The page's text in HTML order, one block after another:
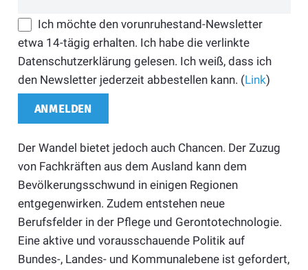
Ich möchte den vorunruhestand-Newsletter
etwa 14-tägig erhalten. Ich habe die verlinkte
Datenschutzerklärung gelesen. Ich weiß, dass ich
den Newsletter jederzeit abbestellen kann. (Link)
Der Wandel bietet jedoch auch Chancen. Der Zuzug
von Fachkräften aus dem Ausland kann dem
Bevölkerungsschwund in einigen Regionen
entgegenwirken. Zudem entstehen neue
Berufsfelder in der Pflege und Gerontotechnologie.
Eine aktive und vorausschauende Politik auf
Bundes-, Landes- und Kommunalebene ist gefordert,